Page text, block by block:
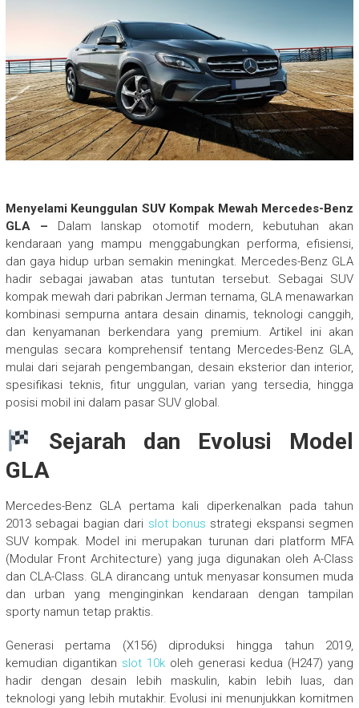
Menyelami Keunggulan SUV Kompak Mewah Mercedes-Benz
GLA – Dalam lanskap otomotif modern, kebutuhan akan
kendaraan yang mampu menggabungkan performa, efisiensi,
dan gaya hidup urban semakin meningkat. Mercedes-Benz GLA
hadir sebagai jawaban atas tuntutan tersebut. Sebagai SUV
kompak mewah dari pabrikan Jerman ternama, GLA menawarkan
kombinasi sempurna antara desain dinamis, teknologi canggih,
dan kenyamanan berkendara yang premium. Artikel ini akan
mengulas secara komprehensif tentang Mercedes-Benz GLA,
mulai dari sejarah pengembangan, desain eksterior dan interior,
spesifikasi teknis, fitur unggulan, varian yang tersedia, hingga
posisi mobil ini dalam pasar SUV global.
Sejarah dan Evolusi Model
GLA
Mercedes-Benz GLA pertama kali diperkenalkan pada tahun
2013 sebagai bagian dari slot bonus strategi ekspansi segmen
SUV kompak. Model ini merupakan turunan dari platform MFA
(Modular Front Architecture) yang juga digunakan oleh A-Class
dan CLA-Class. GLA dirancang untuk menyasar konsumen muda
dan urban yang menginginkan kendaraan dengan tampilan
sporty namun tetap praktis.
Generasi pertama (X156) diproduksi hingga tahun 2019,
kemudian digantikan slot 10koleh generasi kedua (H247) yang
hadir dengan desain lebih maskulin, kabin lebih luas, dan
teknologi yang lebih mutakhir. Evolusi ini menunjukkan komitmen